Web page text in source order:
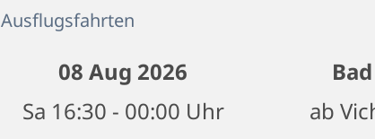
Ausflugsfahrten
08 Aug 2026
Sa 16:30 - 00:00 Uhr
ab